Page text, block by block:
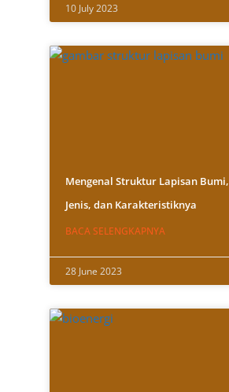
10 July 2023
Mengenal Struktur Lapisan Bumi,
Jenis, dan Karakteristiknya
BACA SELENGKAPNYA
28 June 2023